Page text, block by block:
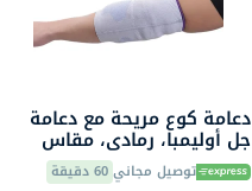
دعامة كوع مريحة مع دعامة
جل أوليمبا، رمادي، مقاس
صغير، OFS-211توصيل مجاني60 دقيقة